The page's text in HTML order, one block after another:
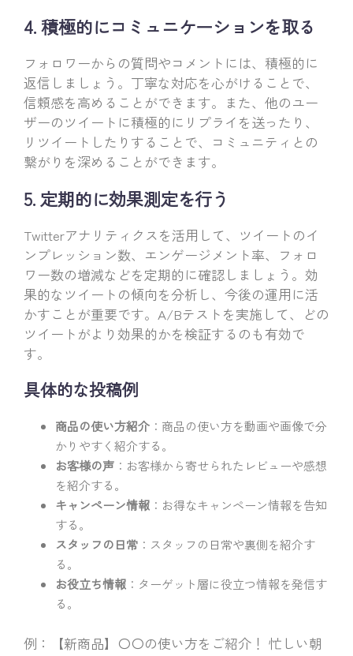
4. 積極的にコミュニケーションを取る
フォロワーからの質問やコメントには、積極的に
返信しましょう。丁寧な対応を心がけることで、
信頼感を高めることができます。また、他のユー
ザーのツイートに積極的にリプライを送ったり、
リツイートしたりすることで、コミュニティとの
繋がりを深めることができます。
5. 定期的に効果測定を行う
Twitterアナリティクスを活用して、ツイートのイ
ンプレッション数、エンゲージメント率、フォロ
ワー数の増減などを定期的に確認しましょう。効
果的なツイートの傾向を分析し、今後の運用に活
かすことが重要です。A/Bテストを実施して、どの
ツイートがより効果的かを検証するのも有効で
す。
具体的な投稿例
商品の使い方紹介 ：商品の使い方を動画や画像で分
かりやすく紹介する。
お客様の声 ：お客様から寄せられたレビューや感想
を紹介する。
キャンペーン情報 ：お得なキャンペーン情報を告知
する。
スタッフの日常 ：スタッフの日常や裏側を紹介す
る。
お役立ち情報 ：ターゲット層に役立つ情報を発信す
る。
例：【新商品】〇〇の使い方をご紹介！ 忙しい朝